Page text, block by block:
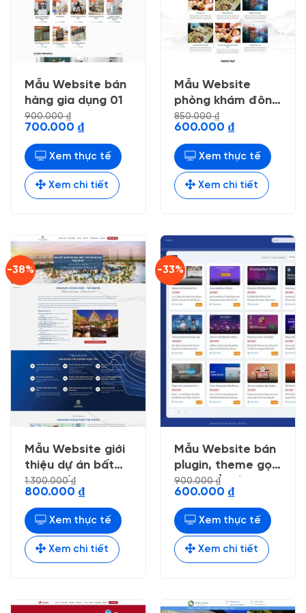
Mẫu Website bán
hàng gia dụng 01
900.000₫
Giá
là:
900.000 ₫.
700.000 ₫Giá
hiện
tại
là:
700.000 ₫.
Xem thực tế
Xem chi tiết
Mẫu Website
phòng khám đông
y
850.000₫
Giá
là:
850.000 ₫.
600.000 ₫Giá
hiện
tại
là:
600.000 ₫.
Xem thực tế
Xem chi tiết
-38%
Mẫu Website giới
thiệu dự án bất
động sản 32
1.300.000₫
Giá
là:
1.300.000 ₫.
800.000 ₫Giá
hiện
tại
là:
800.000 ₫.
Xem thực tế
Xem chi tiết
-33%
Mẫu Website bán
plugin, theme gọn
gàng dể nhìn
900.000₫
Giá
là:
900.000 ₫.
600.000 ₫Giá
hiện
tại
là:
600.000 ₫.
Xem thực tế
Xem chi tiết